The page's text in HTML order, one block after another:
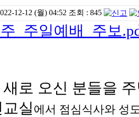
12-12 (월) 04:52 조회 : 845
_주일예배_주보
로 오신 분들을
실 에서 점심식사와 성